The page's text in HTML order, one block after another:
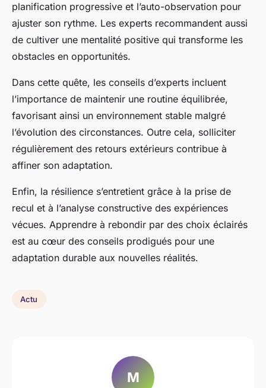
planification progressive et l’auto-observation pour
ajuster son rythme. Les experts recommandent aussi
de cultiver une mentalité positive qui transforme les
obstacles en opportunités.
Dans cette quête, les conseils d’experts incluent
l’importance de maintenir une routine équilibrée,
favorisant ainsi un environnement stable malgré
l’évolution des circonstances. Outre cela, solliciter
régulièrement des retours extérieurs contribue à
affiner son adaptation.
Enfin, la résilience s’entretient grâce à la prise de
recul et à l’analyse constructive des expériences
vécues. Apprendre à rebondir par des choix éclairés
est au cœur des conseils prodigués pour une
adaptation durable aux nouvelles réalités.
Actu
M